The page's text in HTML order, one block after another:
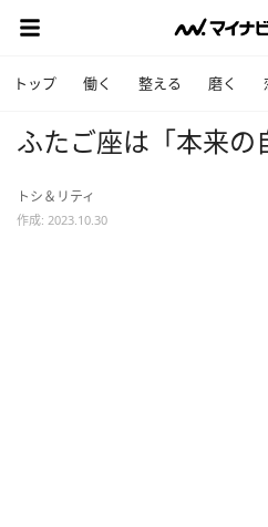
トップ 働く 整える 磨く
ふたご座は「本来の
トシ＆リティ
作成: 2023.10.30